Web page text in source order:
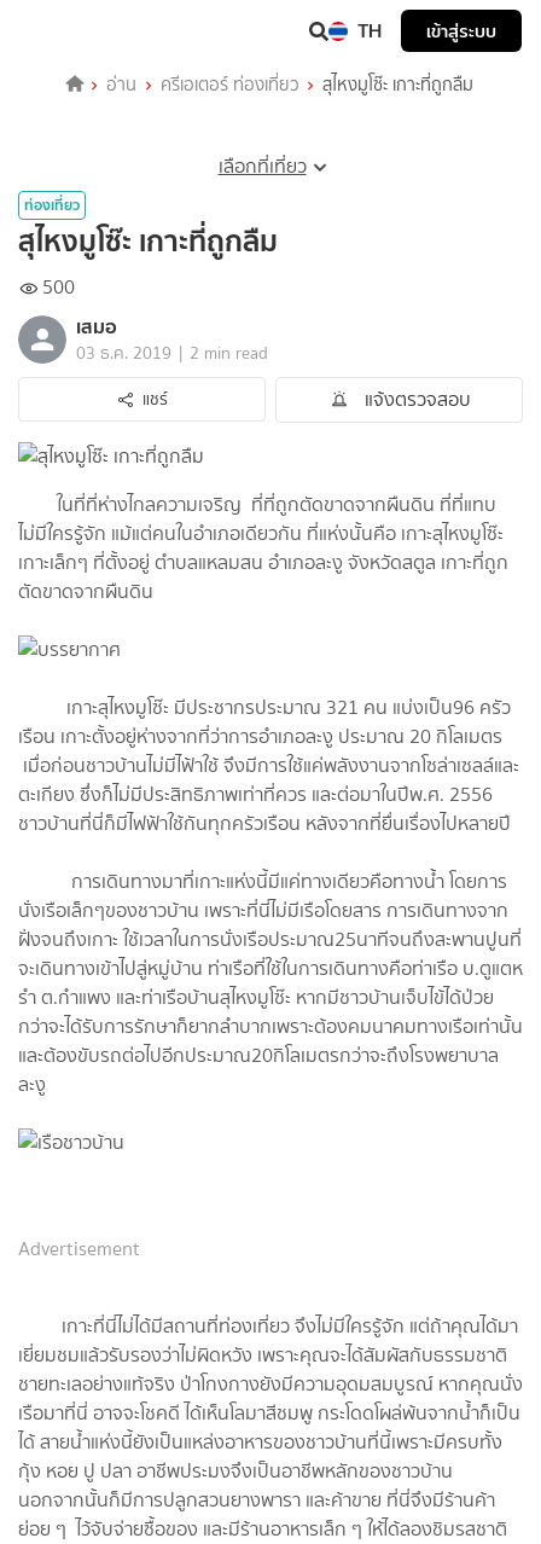
TH เข้าสู่ระบบ
อ่าน ครีเอเตอร์ ท่องเที่ยว สุไหงมูโซ๊ะ เกาะที่ถูกลืม
เลือกที่เที่ยว
ท่องเที่ยว
สุไหงมูโซ๊ะ เกาะที่ถูกลืม
500
เสมอ
03 ธ.ค. 2019 | 2 min read
แชร์
แจ้งตรวจสอบ
ในที่ที่ห่างไกลความเจริญ ที่ที่ถูกตัดขาดจากผืนดิน ที่ที่แทบ
ไม่มีใครรู้จัก แม้แต่คนในอำเภอเดียวกัน ที่แห่งนั้นคือ เกาะสุไหงมูโซ๊ะ
เกาะเล็กๆ ที่ตั้งอยู่ ตำบลแหลมสน อำเภอละงู จังหวัดสตูล เกาะที่ถูก
ตัดขาดจากผืนดิน
เกาะสุไหงมูโซ๊ะ มีประชากรประมาณ 321 คน แบ่งเป็น96 ครัว
เรือน เกาะตั้งอยู่ห่างจากที่ว่าการอำเภอละงู ประมาณ 20 กิโลเมตร
เมื่อก่อนชาวบ้านไม่มีไฟ้าใช้ จึงมีการใช้แค่พลังงานจากโซล่าเซลล์และ
ตะเกียง ซึ่งก็ไม่มีประสิทธิภาพเท่าที่ควร และต่อมาในปีพ.ศ. 2556
ชาวบ้านที่นี่ก็มีไฟฟ้าใช้กันทุกครัวเรือน หลังจากที่ยื่นเรื่องไปหลายปี
การเดินทางมาที่เกาะแห่งนี้มีแค่ทางเดียวคือทางน้ำ โดยการ
นั่งเรือเล็กๆของชาวบ้าน เพราะที่นี่ไม่มีเรือโดยสาร การเดินทางจาก
ฝั่งจนถึงเกาะ ใช้เวลาในการนั่งเรือประมาณ25นาทีจนถึงสะพานปูนที่
จะเดินทางเข้าไปสู่หมู่บ้าน ท่าเรือที่ใช้ในการเดินทางคือท่าเรือ บ.ตูแตห
รำ ต.กำแพง และท่าเรือบ้านสุไหงมูโซ๊ะ หากมีชาวบ้านเจ็บไข้ได้ป่วย
กว่าจะได้รับการรักษาก็ยากลำบากเพราะต้องคมนาคมทางเรือเท่านั้น
และต้องขับรถต่อไปอีกประมาณ20กิโลเมตรกว่าจะถึงโรงพยาบาล
ละงู
Advertisement
เกาะที่นี่ไม่ได้มีสถานที่ท่องเที่ยว จึงไม่มีใครรู้จัก แต่ถ้าคุณได้มา
เยี่ยมชมแล้วรับรองว่าไม่ผิดหวัง เพราะคุณจะได้สัมผัสกับธรรมชาติ
ชายทะเลอย่างแท้จริง ป่าโกงกางยังมีความอุดมสมบูรณ์ หากคุณนั่ง
เรือมาที่นี่ อาจจะโชคดี ได้เห็นโลมาสีชมพู กระโดดโผล่พ้นจากน้ำก็เป็น
ได้ สายน้ำแห่งนี้ยังเป็นแหล่งอาหารของชาวบ้านที่นี้เพราะมีครบทั้ง
กุ้ง หอย ปู ปลา อาชีพประมงจึงเป็นอาชีพหลักของชาวบ้าน
นอกจากนั้นก็มีการปลูกสวนยางพารา และค้าขาย ที่นี่จึงมีร้านค้า
ย่อย ๆ ไว้จับจ่ายซื้อของ และมีร้านอาหารเล็ก ๆ ให้ได้ลองชิมรสชาติ